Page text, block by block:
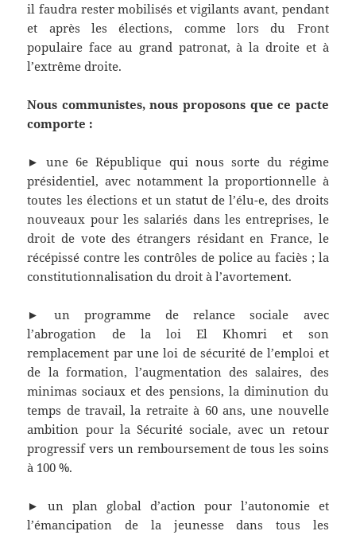
il faudra rester mobilisés et vigilants avant, pendant
et après les élections, comme lors du Front
populaire face au grand patronat, à la droite et à
l’extrême droite.
Nous communistes, nous proposons que ce pacte
comporte :
► une 6e République qui nous sorte du régime
présidentiel, avec notamment la proportionnelle à
toutes les élections et un statut de l’élu-e, des droits
nouveaux pour les salariés dans les entreprises, le
droit de vote des étrangers résidant en France, le
récépissé contre les contrôles de police au faciès ; la
constitutionnalisation du droit à l’avortement.
► un programme de relance sociale avec
l’abrogation de la loi El Khomri et son
remplacement par une loi de sécurité de l’emploi et
de la formation, l’augmentation des salaires, des
minimas sociaux et des pensions, la diminution du
temps de travail, la retraite à 60 ans, une nouvelle
ambition pour la Sécurité sociale, avec un retour
progressif vers un remboursement de tous les soins
à 100 %.
► un plan global d’action pour l’autonomie et
l’émancipation de la jeunesse dans tous les